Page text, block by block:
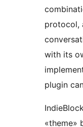
protocol,
with its
plugin
«theme»